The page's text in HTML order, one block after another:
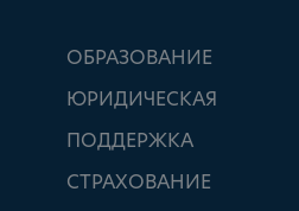
ОБРАЗОВАНИЕ
ЮРИДИЧЕСКАЯ
ПОДДЕРЖКА
СТРАХОВАНИЕ